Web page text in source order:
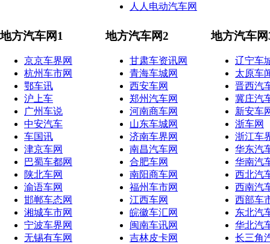
人人电动汽车网
地方汽车网1
京京车界网
杭州车市网
鄂车讯
沪上车
广州车说
中安汽车
车国讯
津京车网
巴蜀车都网
陕北车网
渝语车网
邯郸车态网
湘城车市网
宁波车界网
无锡有车网
地方汽车网2
甘肃车资讯网
青海车城网
西安车网
郑州汽车网
河南商车网
山东车城网
济南车界网
南昌汽车网
合肥车网
南阳商车网
福州车市网
江西车网
皖徽车汇网
闽南车讯网
吉林皮卡网
地方汽车网
辽宁车
太原车
晋西汽
冀庄汽
新安车
浙车网
浙江车
华东汽
华南汽
西北汽
西南汽
西部车
东北汽
华北汽
长三角